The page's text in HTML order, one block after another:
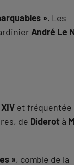
». Les
André Le
et fréquentée
de Diderot à
», comble de la